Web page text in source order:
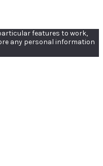
features to work,
any personal information